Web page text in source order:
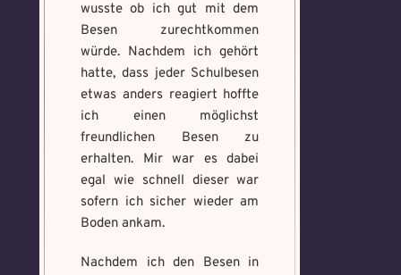
wusste ob ich gut mit dem
Besen zurechtkommen
würde. Nachdem ich gehört
hatte, dass jeder Schulbesen
etwas anders reagiert hoffte
ich einen möglichst
freundlichen Besen zu
erhalten. Mir war es dabei
egal wie schnell dieser war
sofern ich sicher wieder am
Boden ankam.
Nachdem ich den Besen in
Voraussetzung:5.
Artefakte
Voraussetzung:5.